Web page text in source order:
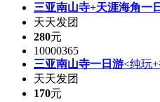
三亚南山寺+天涯海角一
天天发团
280元
10000365
三亚南山寺一日游<纯玩
天天发团
170元